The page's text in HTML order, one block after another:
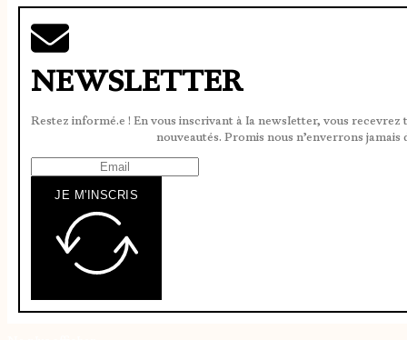
NEWSLETTER
Restez informé.e ! En vous inscrivant à la newsletter, vous
nouveautés. Promis nous n’enverrons jamais
JE M'INSCRIS